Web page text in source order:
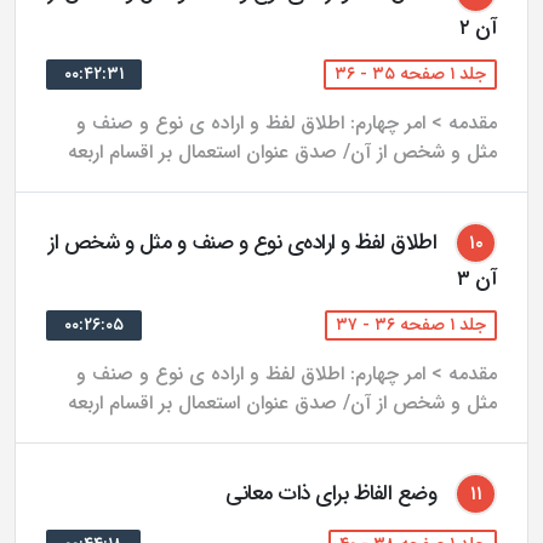
و عدم تخطى شارع از طريقه واضعين؛
ب) ادله اعمى: تبادر اعم، عدم صحت سلب از فاسد، صحت
تقسيم به صحيح و فاسد، اخبار، صحت تعلق نذر و شبه آن
به ترك نماز در حمام.
استعمال لفظ در بيشتر از يك معنى: ضمن بحث از اين
موضوع، اين توهم كه اخبار دال بر وجود هفت يا هفتاد بطن
براى قرآن، بر وقوع اين استعمال دلالت مى‌كنند، بررسى شده
است.
مبحث مشتق و متعلقات آن: در آن، پيرامون بساطت مفهوم
مشتق، فرق بين مشتق و مبادى آن، ملاك حمل، كيفيت
حمل صفات خداوند بر ذات مقدسش، چگونگى ارتباط مبادى
با ذات و اعتبار تلبس حقيقى، بحث شده است.
آن ۲
جلد ۱ صفحه ۳۵ - ۳۶ ۰۰:۴۲:۳۱
مقدمه > امر چهارم: اطلاق لفظ و اراده ی نوع و صنف و
مثل و شخص از آن/ صدق عنوان استعمال بر اقسام اربعه
۱۰
اطلاق لفظ و اراده‌ی نوع و صنف و مثل و شخص از
آن ۳
جلد ۱ صفحه ۳۶ - ۳۷ ۰۰:۲۶:۰۵
مقدمه > امر چهارم: اطلاق لفظ و اراده ی نوع و صنف و
مثل و شخص از آن/ صدق عنوان استعمال بر اقسام اربعه
۱۱ وضع الفاظ برای ذات معانی